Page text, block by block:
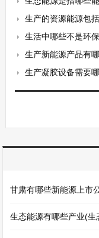
生产的资源能源包
生活中哪些不是环
生产新能源产品有
生产凝胶设备需要
甘肃有哪些新能源上市
生态能源有哪些产业(生